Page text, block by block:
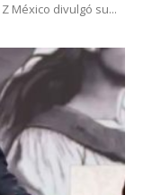
México divulgó su...